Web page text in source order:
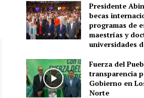
Presidente
becas
programas de
maestrías y
universidades
Fuerza del
transparencia
Gobierno en
Norte